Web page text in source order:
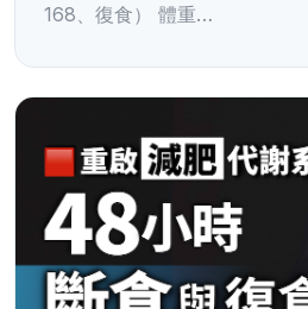
168、復食） 體重…